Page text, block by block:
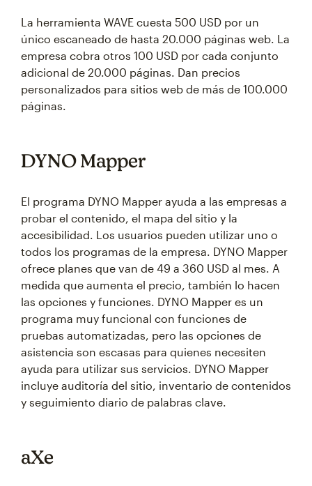
La herramienta WAVE cuesta 500 USD por un
único escaneado de hasta 20.000 páginas web. La
empresa cobra otros 100 USD por cada conjunto
adicional de 20.000 páginas. Dan precios
personalizados para sitios web de más de 100.000
páginas.
DYNO Mapper
El programa DYNO Mapper ayuda a las empresas a
probar el contenido, el mapa del sitio y la
accesibilidad. Los usuarios pueden utilizar uno o
todos los programas de la empresa. DYNO Mapper
ofrece planes que van de 49 a 360 USD al mes. A
medida que aumenta el precio, también lo hacen
las opciones y funciones. DYNO Mapper es un
programa muy funcional con funciones de
pruebas automatizadas, pero las opciones de
asistencia son escasas para quienes necesiten
ayuda para utilizar sus servicios. DYNO Mapper
incluye auditoría del sitio, inventario de contenidos
y seguimiento diario de palabras clave.
aXe